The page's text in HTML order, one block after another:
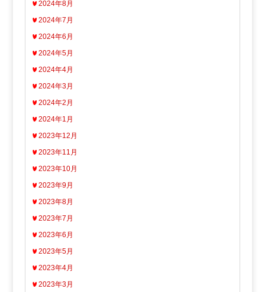
2024年8月
2024年7月
2024年6月
2024年5月
2024年4月
2024年3月
2024年2月
2024年1月
2023年12月
2023年11月
2023年10月
2023年9月
2023年8月
2023年7月
2023年6月
2023年5月
2023年4月
2023年3月